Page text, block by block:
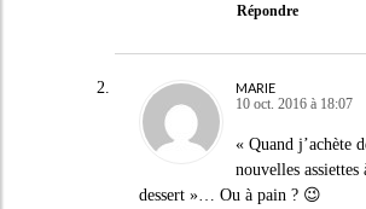
Répondre
MARIE
10 oct. 2016 à 18:07
« Quand j’achète
nouvelles assiettes
dessert »… Ou à pain ? 😉